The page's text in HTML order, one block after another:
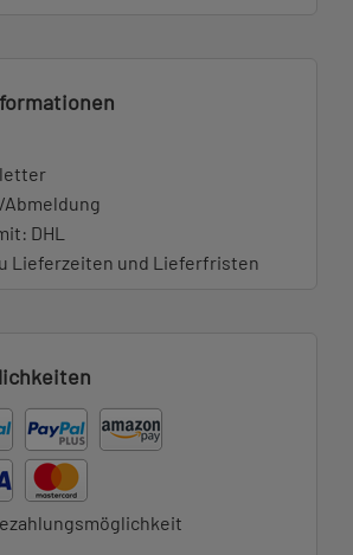
DHL
Lieferzeiten und Lieferfristen